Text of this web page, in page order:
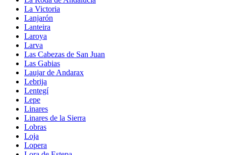
La Victoria
Lanjarón
Lanteira
Laroya
Larva
Las Cabezas de San Juan
Las Gabias
Laujar de Andarax
Lebrija
Lentegí
Lepe
Linares
Linares de la Sierra
Lobras
Loja
Lopera